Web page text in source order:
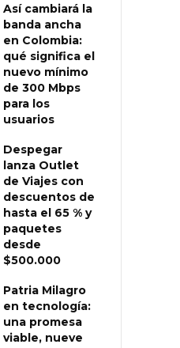
Así cambiará la
banda ancha
en Colombia:
qué significa el
nuevo mínimo
de 300 Mbps
para los
usuarios
Despegar
lanza Outlet
de Viajes con
descuentos de
hasta el 65 % y
paquetes
desde
$500.000
Patria Milagro
en tecnología:
una promesa
viable, nueve